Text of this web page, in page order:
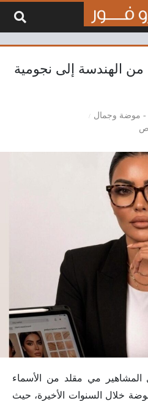
الهندسة إلى نجومية
- موضة وجمال
المشاهير مي مقلد من الأسماء
خلال السنوات الأخيرة، حيث